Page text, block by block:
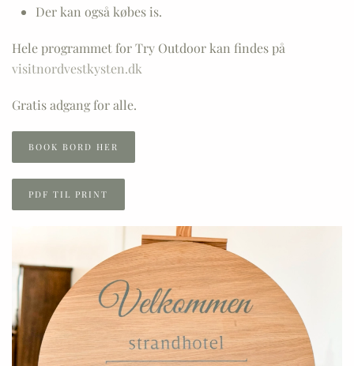
Der kan også købes is.
Hele programmet for Try Outdoor kan findes på
visitnordvestkysten.dk
Gratis adgang for alle.
BOOK BORD HER
PDF TIL PRINT